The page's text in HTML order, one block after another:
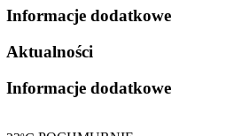
Informacje dodatkowe
Aktualności
Informacje dodatkowe